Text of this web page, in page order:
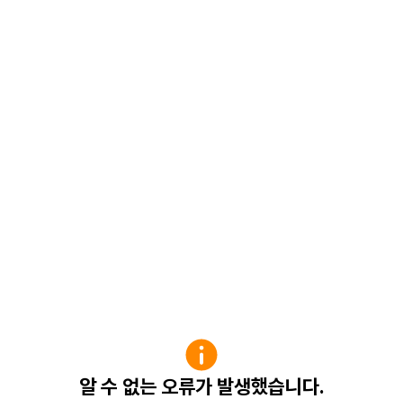
알 수 없는 오류가 발생했습니다.